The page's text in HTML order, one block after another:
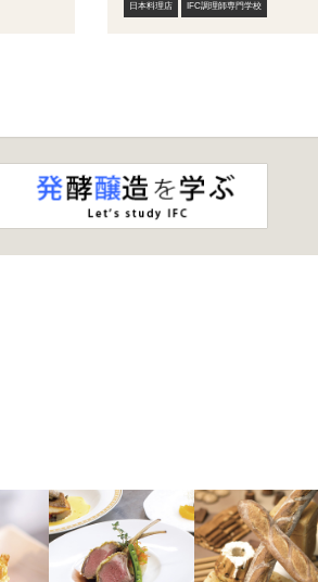
日本料理店 IFC調理師専門学校